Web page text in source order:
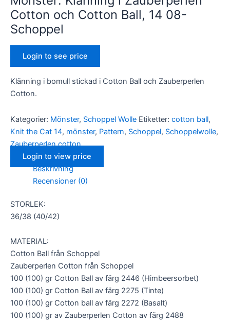
Cotton och Cotton Ball, 14 08-
Schoppel
Login to see price
Klänning i bomull stickad i Cotton Ball och Zauberperlen
Cotton.
Kategorier: Mönster, Schoppel Wolle Etiketter: cotton ball,
Knit the Cat 14, mönster, Pattern, Schoppel, Schoppelwolle,
Zauberperlen cotton
Login to view price
Beskrivning
Recensioner (0)
STORLEK:
36/38 (40/42)
MATERIAL:
Cotton Ball från Schoppel
Zauberperlen Cotton från Schoppel
100 (100) gr Cotton Ball av färg 2446 (Himbeersorbet)
100 (100) gr Cotton Ball av färg 2275 (Tinte)
100 (100) gr Cotton ball av färg 2272 (Basalt)
100 (100) gr av Zauberperlen Cotton av färg 2488